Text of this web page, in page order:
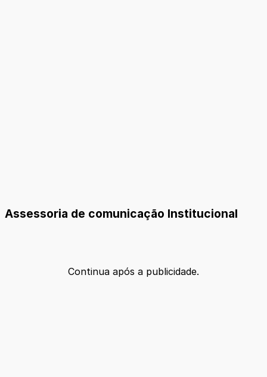
Assessoria de comunicação Institucional
Continua após a publicidade.